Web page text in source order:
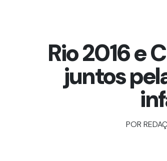
Rio 2016 e
juntos
POR